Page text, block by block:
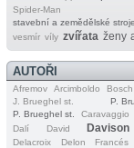
Spider‐Man
stavební a zemědělské stroje
vesmír víly zvířata ženy
AUTOŘI
Afremov Arcimboldo Bosch
J. Brueghel st.
P.
P. Brueghel st.
Caravaggio
Dalí
David Davison
Delacroix
Delon Francés